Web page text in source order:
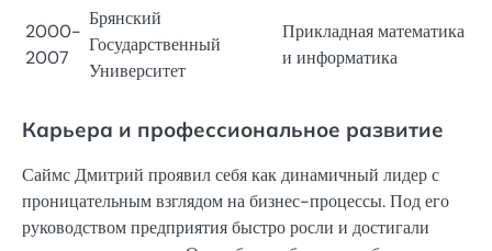
2000-
2007
Брянский
Государственный
Университет
Прикладная математика
и информатика
Карьера и профессиональное развитие
Саймс Дмитрий проявил себя как динамичный лидер с
проницательным взглядом на бизнес-процессы. Под его
руководством предприятия быстро росли и достигали